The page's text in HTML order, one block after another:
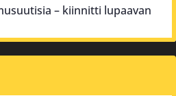
– kiinnitti lupaavan